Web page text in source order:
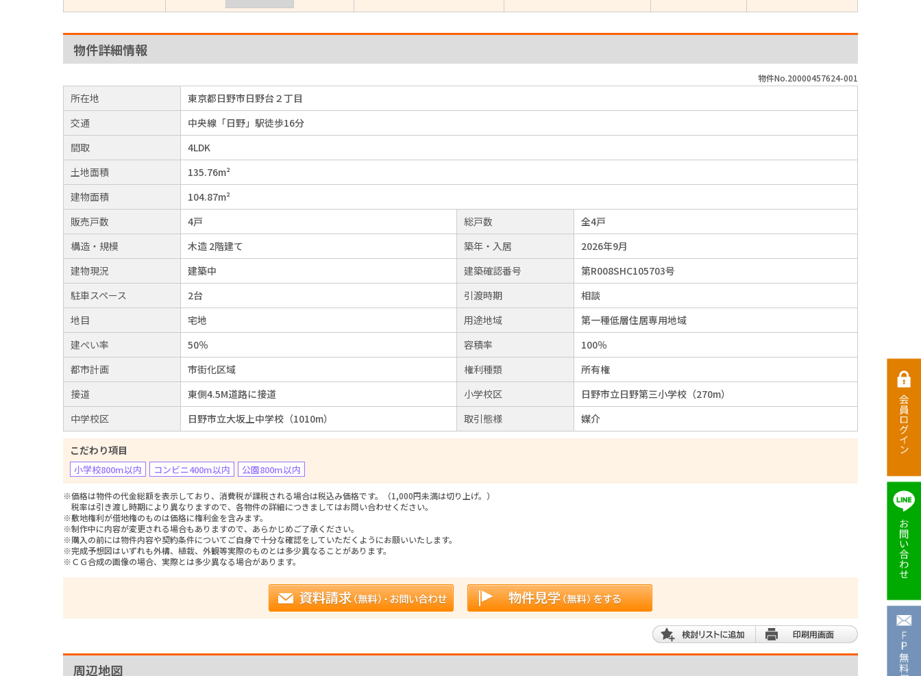
物件詳細情報
物件No.20000457624-001
所在地
東京都日野市日野台２丁目
交通
中央線「日野」駅徒歩16分
間取
4LDK
土地面積
135.76m²
建物面積
104.87m²
販売戸数
4戸 総戸数
全4戸
構造・規模
木造 2階建て 築年・入居
2026年9月
建物現況
建築中 建築確認番号
第R008SHC105703号
駐車スペース
2台 引渡時期
相談
地目
宅地 用途地域
第一種低層住居専用地域
建ぺい率
50％ 容積率
100％
都市計画
市街化区域 権利種類
所有権
接道
東側4.5M道路に接道 小学校区
日野市立日野第三小学校（270m）
中学校区
日野市立大坂上中学校（1010m） 取引態様 媒介
こだわり項目
小学校800m以内 コンビニ400m以内 公園800m以内
※価格は物件の代金総額を表示しており、消費税が課税される場合は税込み価格です。（1,000円未満は切り上げ。）
税率は引き渡し時期により異なりますので、各物件の詳細につきましてはお問い合わせください。
※敷地権利が借地権のものは価格に権利金を含みます。
※制作中に内容が変更される場合もありますので、あらかじめご了承ください。
※購入の前には物件内容や契約条件についてご自身で十分な確認をしていただくようにお願いいたします。
※完成予想図はいずれも外構、植栽、外観等実際のものとは多少異なることがあります。
※ＣＧ合成の画像の場合、実際とは多少異なる場合があります。
周辺地図